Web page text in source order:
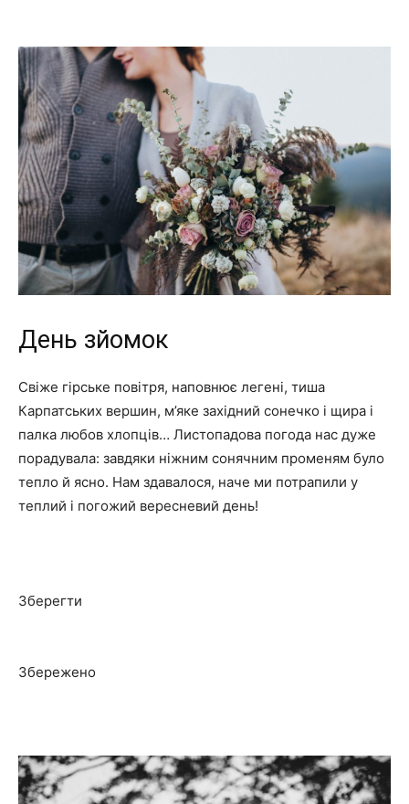
День зйомок
Свіже гірське повітря, наповнює легені, тиша
Карпатських вершин, м’яке західний сонечко і щира і
палка любов хлопців… Листопадова погода нас дуже
порадувала: завдяки ніжним сонячним променям було
тепло й ясно. Нам здавалося, наче ми потрапили у
теплий і погожий вересневий день!
Зберегти
Збережено